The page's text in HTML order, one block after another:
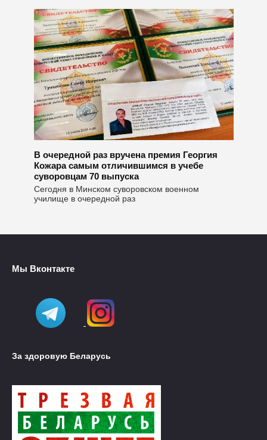
В очередной раз вручена премия Георгия
Кожара самым отличившимся в учебе
суворовцам 70 выпуска
Сегодня в Минском суворовском военном
училище в очередной раз
Мы Вконтакте
За здоровую Беларусь